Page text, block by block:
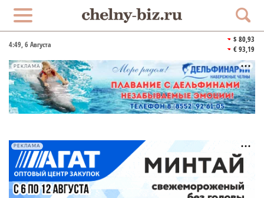
4:49, 6 Августа
$ 80,93
€ 93,19
РЕКЛАМА
РЕКЛАМА